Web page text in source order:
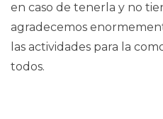
en caso de tenerla y no
agradecemos
las actividades para la
todos.